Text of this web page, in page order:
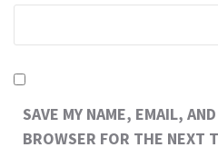
SAVE MY NAME, EMAIL,
BROWSER FOR THE NEXT